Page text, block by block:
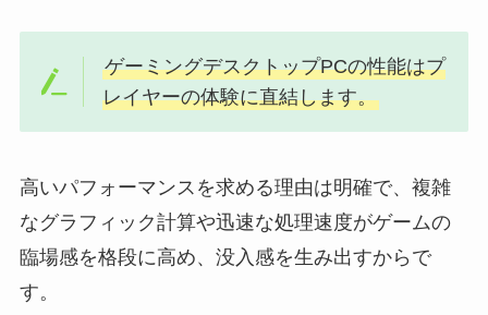
ゲーミングデスクトップPCの性能はプ
レイヤーの体験に直結します。
高いパフォーマンスを求める理由は明確で、複雑
なグラフィック計算や迅速な処理速度がゲームの
臨場感を格段に高め、没入感を生み出すからで
す。